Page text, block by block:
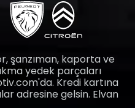
şanzıman, kaporta ve
yedek parçaları
Kredi kartına
adresine gelsin. Elvan